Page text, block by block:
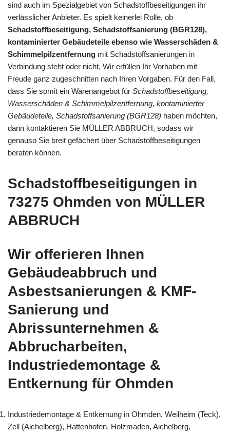
sind auch im Spezialgebiet von Schadstoffbeseitigungen ihr
verlässlicher Anbieter. Es spielt keinerlei Rolle, ob
Schadstoffbeseitigung, Schadstoffsanierung (BGR128),
kontaminierter Gebäudeteile ebenso wie Wasserschäden &
Schimmelpilzentfernung mit Schadstoffsanierungen in
Verbindung steht oder nicht, Wir erfüllen Ihr Vorhaben mit
Freude ganz zugeschnitten nach Ihren Vorgaben. Für den Fall,
dass Sie somit ein Warenangebot für Schadstoffbeseitigung,
Wasserschäden & Schimmelpilzentfernung, kontaminierter
Gebäudeteile, Schadstoffsanierung (BGR128) haben möchten,
dann kontaktieren Sie MÜLLER ABBRUCH, sodass wir
genauso Sie breit gefächert über Schadstoffbeseitigungen
beraten können.
Schadstoffbeseitigungen in
73275 Ohmden von MÜLLER
ABBRUCH
Wir offerieren Ihnen
Gebäudeabbruch und
Asbestsanierungen & KMF-
Sanierung und
Abrissunternehmen &
Abbrucharbeiten,
Industriedemontage &
Entkernung für Ohmden
Industriedemontage & Entkernung in Ohmden, Weilheim (Teck),
Zell (Aichelberg), Hattenhofen, Holzmaden, Aichelberg,